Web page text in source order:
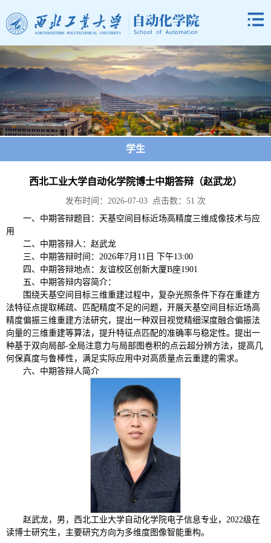
学生
西北工业大学自动化学院博士中期答辩（赵武龙）
发布时间：2026-07-03 点击数： 51 次
一、中期答辩题目：天基空间目标近场高精度三维成像技术与应
用
二、中期答辩人：赵武龙
三、中期答辩时间：2026年7月11日 下午13:00
四、中期答辩地点：友谊校区创新大厦B座1901
五、中期答辩内容简介：
围绕天基空间目标三维重建过程中，复杂光照条件下存在重建方
法特征点提取稀疏、匹配精度不足的问题，开展天基空间目标近场高
精度偏振三维重建方法研究，提出一种双目视觉精细深度融合偏振法
向量的三维重建等算法，提升特征点匹配的准确率与稳定性。提出一
种基于双向局部-全局注意力与局部图卷积的点云超分辨方法，提高几
何保真度与鲁棒性，满足实际应用中对高质量点云重建的需求。
六、中期答辩人简介
赵武龙，男，西北工业大学自动化学院电子信息专业，2022级在
读博士研究生，主要研究方向为多维度图像智能重构。